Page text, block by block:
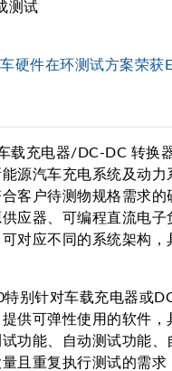
测试
硬件在环测试方案荣获
载充电器/DC-DC 转换
源汽车充电系统及动力
客户待测物规格需求的
应器、可编程直流电子
对应不同的系统架构，
别针对车载充电器或
供可弹性使用的软件，
功能、自动测试功能、
且重复执行测试的需求